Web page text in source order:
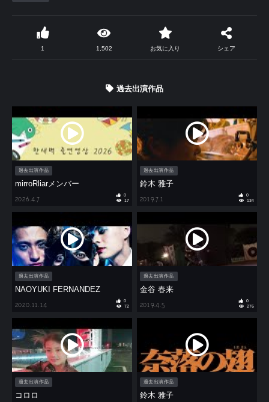
1 1,502 お気に入り シェア
過去出演作品
過去出演作品
mirroRliarメンバー
2026.4.7
0
17
過去出演作品
鈴木 雅子
2019.7.1
0
134
過去出演作品
NAOYUKI FERNANDEZ
2020.11.14
0
72
過去出演作品
金谷 春来
2019.4.5
0
276
過去出演作品
コロロ
過去出演作品
鈴木 雅子